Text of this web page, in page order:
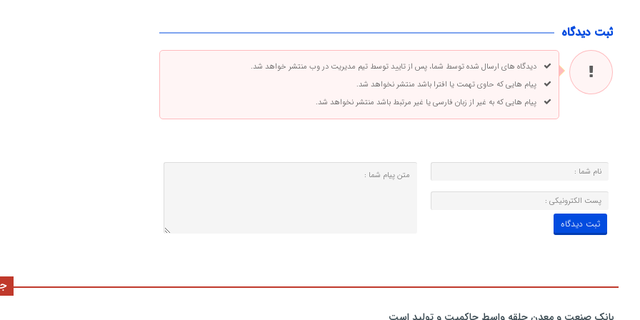
ثبت دیدگاه
دیدگاه های ارسال شده توسط شما، پس از تایید توسط تیم مدیریت در وب منتشر خواهد شد.
پیام هایی که حاوی تهمت یا افترا باشد منتشر نخواهد شد.
پیام هایی که به غیر از زبان فارسی یا غیر مرتبط باشد منتشر نخواهد شد.